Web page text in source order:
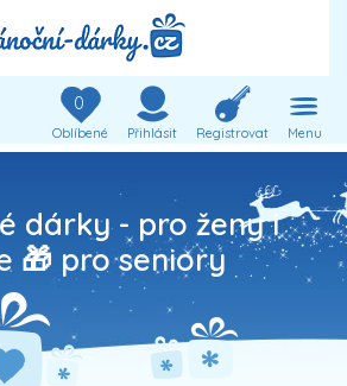
0
Oblíbené Přihlásit Registrovat Menu
dárky - pro ženy i
🎁 pro seniory